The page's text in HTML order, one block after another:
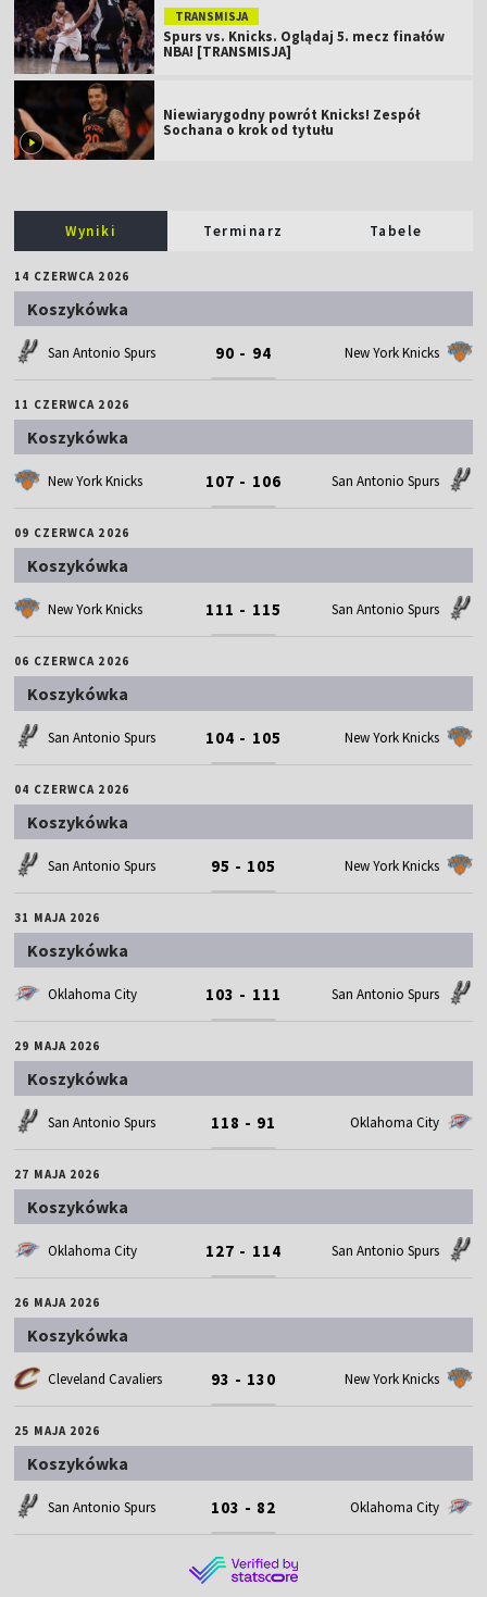
TRANSMISJA
Spurs vs. Knicks. Oglądaj 5. mecz finałów
NBA! [TRANSMISJA]
Niewiarygodny powrót Knicks! Zespół
Sochana o krok od tytułu
Wyniki Terminarz Tabele
14 CZERWCA 2026
Koszykówka
San Antonio Spurs 90 - 94 New York Knicks
11 CZERWCA 2026
Koszykówka
New York Knicks 107 - 106 San Antonio Spurs
09 CZERWCA 2026
Koszykówka
New York Knicks 111 - 115 San Antonio Spurs
06 CZERWCA 2026
Koszykówka
San Antonio Spurs 104 - 105 New York Knicks
04 CZERWCA 2026
Koszykówka
San Antonio Spurs 95 - 105 New York Knicks
31 MAJA 2026
Koszykówka
Oklahoma City 103 - 111 San Antonio Spurs
29 MAJA 2026
Koszykówka
San Antonio Spurs 118 - 91 Oklahoma City
27 MAJA 2026
Koszykówka
Oklahoma City 127 - 114 San Antonio Spurs
26 MAJA 2026
Koszykówka
Cleveland Cavaliers 93 - 130 New York Knicks
25 MAJA 2026
Koszykówka
San Antonio Spurs 103 - 82 Oklahoma City